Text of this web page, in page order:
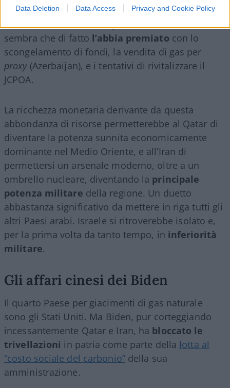
Data Deletion Data Access Privacy and Cookie Policy
campo in Ucraina, l’amministrazione Biden non
sembra che di fatto l’abbia premiato con lo
scongelamento di fondi, la vendita di gas per
proxy(Azerbaijan), e i tentativi di rivitalizzare il
JCPOA.
La ricchezza monetaria derivante da questa
abbondanza di risorse permetterebbe al Qatar di
diventare la potenza sunnita economicamente
dominante nel Medio Oriente, e all’Iran di
permettersi un arsenale moderno, oltre a un
ombrello nucleare, diventando la principale
potenza militare della regione. Un duetto
abbastanza significativo da mettere in riga tutti gli
altri Paesi arabi. Israele si ritroverebbe isolato e,
per la prima volta da tanto tempo, in inferiorità
militare.
Gli affari cinesi dei Biden
Il quarto Paese per giacimenti di gas naturale
sono gli Stati Uniti. Ma Biden, pur corteggiando
incessantemente Qatar e Iran, ha bloccato le
trivellazioni in patria come parte della lotta al
“costo sociale del carbonio”della sua
amministrazione.